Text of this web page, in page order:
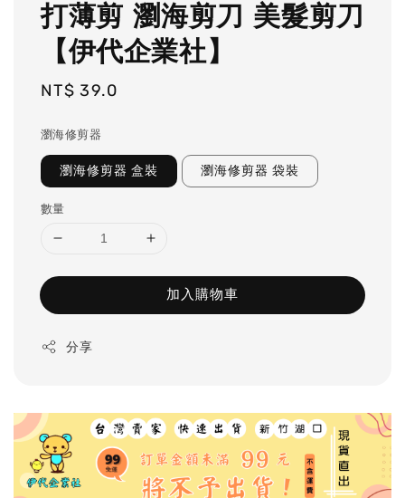
打薄剪 瀏海剪刀 美髮剪刀
【伊代企業社】
Regular
NT$ 39.0
瀏海修剪器
瀏海修剪器 盒裝 瀏海修剪器 袋裝
數量
加入購物車
分享